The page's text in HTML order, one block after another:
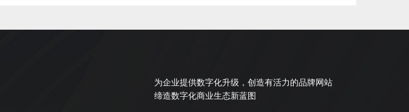
为企业提供数字化升级，创造有活力的品牌网站
缔造数字化商业生态新蓝图